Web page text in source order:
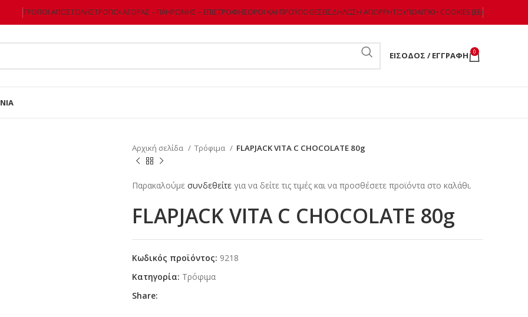
ΤΡΌΠΟΙ ΑΠΟΣΤΟΛΉΣΤΡΌΠΟΙ ΑΓΟΡΆΣ – ΠΛΗΡΩΜΉΣ – ΕΠΙΣΤΡΌΦΗΣΌΡΟΙ ΚΑΙ ΠΡΟΫΠΟΘΈΣΕΙΣΔΉΛΩΣΗ ΑΠΟΡΡΉΤΟΥΠΟΛΙΤΙΚΉ COOKIES (ΕΕ)
ΕΊΣΟΔΟΣ / ΕΓΓΡΑΦΉ 0
Αρχική σελίδα Τρόφιμα FLAPJACK VITA C CHOCOLATE 80g
Παρακαλούμε συνδεθείτε για να δείτε τις τιμές και να προσθέσετε προϊόντα στο καλάθι.
FLAPJACK VITA C CHOCOLATE 80g
Κωδικός προϊόντος: 9218
Κατηγορία: Τρόφιμα
Share: